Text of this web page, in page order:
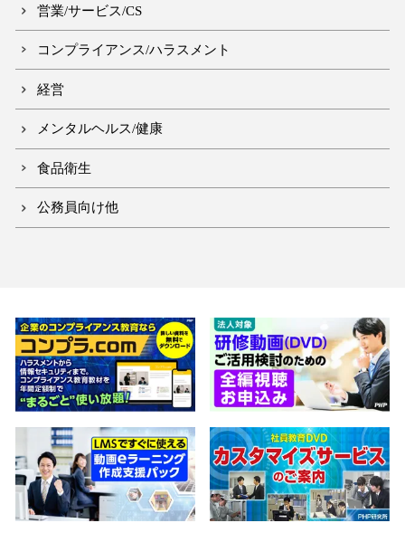
営業/サービス/CS
コンプライアンス/ハラスメント
経営
メンタルヘルス/健康
食品衛生
公務員向け他